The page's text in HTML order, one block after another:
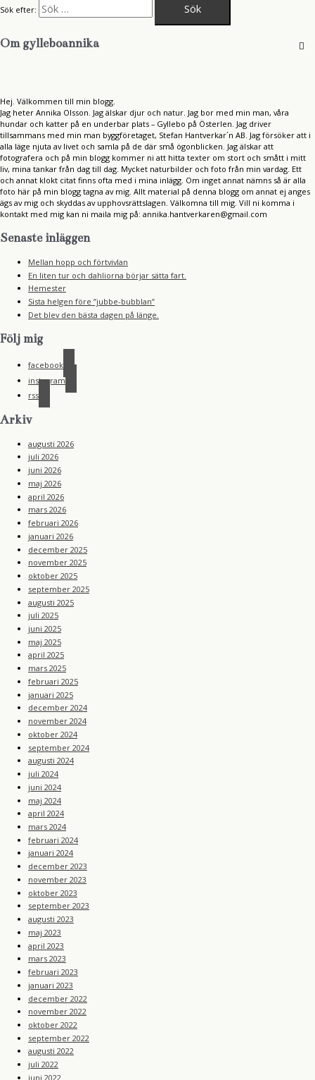
Sök efter:
Om gylleboannika
Hej. Välkommen till min blogg.
Jag heter Annika Olsson. Jag älskar djur och natur. Jag bor med min man, våra
hundar och katter på en underbar plats – Gyllebo på Österlen. Jag driver
tillsammans med min man byggföretaget, Stefan Hantverkar´n AB. Jag försöker att i
alla läge njuta av livet och samla på de där små ögonblicken. Jag älskar att
fotografera och på min blogg kommer ni att hitta texter om stort och smått i mitt
liv, mina tankar från dag till dag. Mycket naturbilder och foto från min vardag. Ett
och annat klokt citat finns ofta med i mina inlägg. Om inget annat nämns så är alla
foto här på min blogg tagna av mig. Allt material på denna blogg om annat ej anges
ägs av mig och skyddas av upphovsrättslagen. Välkomna till mig. Vill ni komma i
kontakt med mig kan ni maila mig på: annika.hantverkaren@gmail.com
Senaste inläggen
Mellan hopp och förtvivlan
En liten tur och dahliorna börjar sätta fart.
Hemester
Sista helgen före ”jubbe-bubblan”
Det blev den bästa dagen på länge.
Följ mig
facebook
instagram
rss
Arkiv
augusti 2026
juli 2026
juni 2026
maj 2026
april 2026
mars 2026
februari 2026
januari 2026
december 2025
november 2025
oktober 2025
september 2025
augusti 2025
juli 2025
juni 2025
maj 2025
april 2025
mars 2025
februari 2025
januari 2025
december 2024
november 2024
oktober 2024
september 2024
augusti 2024
juli 2024
juni 2024
maj 2024
april 2024
mars 2024
februari 2024
januari 2024
december 2023
november 2023
oktober 2023
september 2023
augusti 2023
maj 2023
april 2023
mars 2023
februari 2023
januari 2023
december 2022
november 2022
oktober 2022
september 2022
augusti 2022
juli 2022
juni 2022